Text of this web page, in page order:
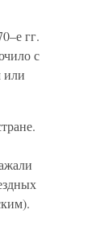
гг.
с
или